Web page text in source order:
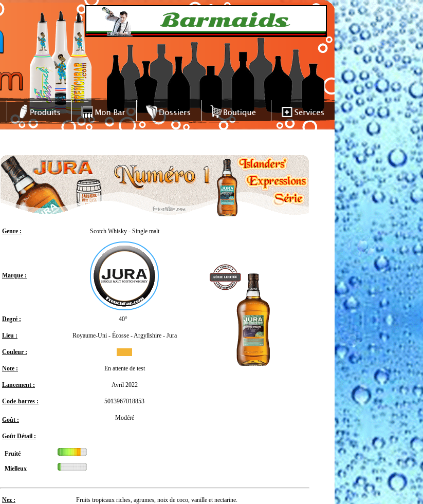
Genre : Scotch Whisky - Single malt
Marque :
Degré : 40°
Lieu : Royaume-Uni - Écosse - Argyllshire - Jura
Couleur :
Note : En attente de test
Lancement : Avril 2022
Code-barres : 5013967018853
Goût : Modéré
Goût Détail :
Fruité
Mielleux
Nez : Fruits tropicaux riches, agrumes, noix de coco, vanille et nectarine.